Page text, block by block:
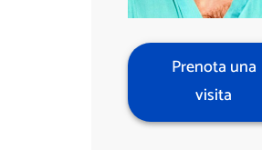
Prenota una
visita